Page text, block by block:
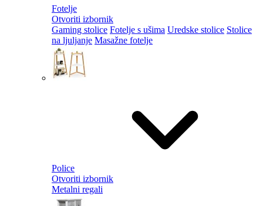
Fotelje
Otvoriti izbornik
Gaming stolice Fotelje s ušima Uredske stolice Stolice
na ljuljanje Masažne fotelje
Police
Otvoriti izbornik
Metalni regali